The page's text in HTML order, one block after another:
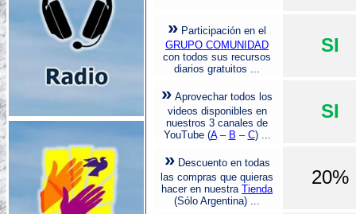
» Participación en el
GRUPO COMUNIDAD
con todos sus recursos
diarios gratuitos ...
SI
» Aprovechar todos los
videos disponibles en
nuestros 3 canales de
YouTube (A– B – C) ...
SI
» Descuento en todas
las compras que quieras
hacer en nuestra Tienda
(Sólo Argentina) ...
20%